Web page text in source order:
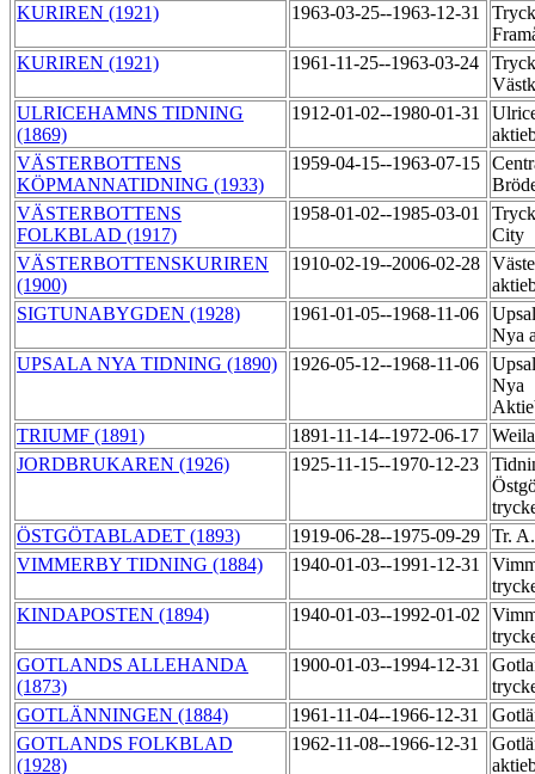
KURIREN (1921)
1963-03-25--1963-12-31
KURIREN (1921)
1961-11-25--1963-03-24
ULRICEHAMNS TIDNING
(1869)
1912-01-02--1980-01-31
VÄSTERBOTTENS
KÖPMANNATIDNING (1933)
1959-04-15--1963-07-15
VÄSTERBOTTENS
FOLKBLAD (1917)
1958-01-02--1985-03-01
City
VÄSTERBOTTENSKURIREN
(1900)
1910-02-19--2006-02-28
SIGTUNABYGDEN (1928)
1961-01-05--1968-11-06
Nya
UPSALA NYA TIDNING (1890)
1926-05-12--1968-11-06
Nya
TRIUMF (1891)
1891-11-14--1972-06-17
JORDBRUKAREN (1926)
1925-11-15--1970-12-23
ÖSTGÖTABLADET (1893)
1919-06-28--1975-09-29 Tr.
VIMMERBY TIDNING (1884)
1940-01-03--1991-12-31
KINDAPOSTEN (1894)
1940-01-03--1992-01-02
GOTLANDS ALLEHANDA
(1873)
1900-01-03--1994-12-31
GOTLÄNNINGEN (1884)
1961-11-04--1966-12-31
GOTLANDS FOLKBLAD
(1928)
1962-11-08--1966-12-31